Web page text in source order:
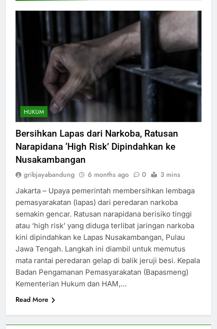
HUKUM
Bersihkan Lapas dari Narkoba, Ratusan
Narapidana ‘High Risk’ Dipindahkan ke
Nusakambangan
gribjayabandung 6 months ago 0 3 mins
Jakarta – Upaya pemerintah membersihkan lembaga
pemasyarakatan (lapas) dari peredaran narkoba
semakin gencar. Ratusan narapidana berisiko tinggi
atau ‘high risk’ yang diduga terlibat jaringan narkoba
kini dipindahkan ke Lapas Nusakambangan, Pulau
Jawa Tengah. Langkah ini diambil untuk memutus
mata rantai peredaran gelap di balik jeruji besi. Kepala
Badan Pengamanan Pemasyarakatan (Bapasmeng)
Kementerian Hukum dan HAM,…
Read More